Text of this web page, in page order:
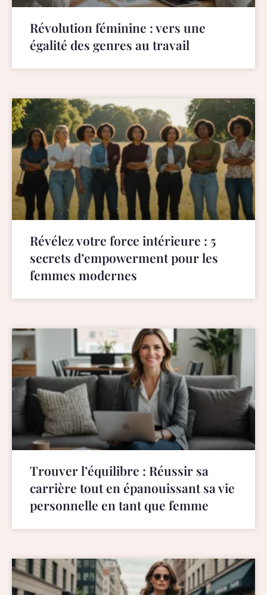
Révolution féminine : vers une
égalité des genres au travail
Révélez votre force intérieure : 5
secrets d’empowerment pour les
femmes modernes
Trouver l’équilibre : Réussir sa
carrière tout en épanouissant sa vie
personnelle en tant que femme